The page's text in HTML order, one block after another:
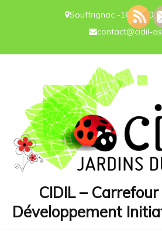
Souffrignac -16-
contact@cidil-
CIDIL –
Développement